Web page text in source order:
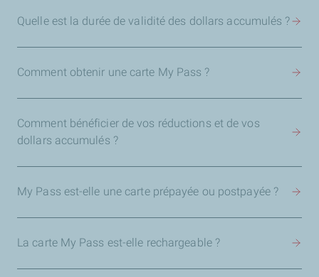
Quelle est la durée de validité des dollars accumulés ?
Comment obtenir une carte My Pass ?
Comment bénéficier de vos réductions et de vos
dollars accumulés ?
My Pass est-elle une carte prépayée ou postpayée ?
La carte My Pass est-elle rechargeable ?